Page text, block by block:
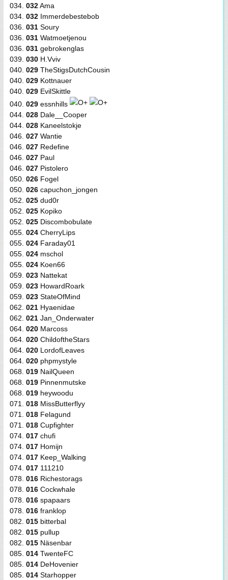
034. 032Ama
034. 032 Immerdebestebob
036. 031 Soury
036. 031 Watmoetjenou
036. 031 gebrokenglas
039. 030 H.Vviv
040. 029 TheStigsDutchCousin
040. 029 Kottnauer
040. 029 EvilSkittle
040. 029 essnhills
044. 028 Dale__Cooper
044. 028 Kaneelstokje
046. 027 Wantie
046. 027 Redefine
046. 027 Paul
046. 027 Pistolero
050. 026 Fogel
050. 026 capuchon_jongen
052. 025 dud0r
052. 025 Kopiko
052. 025 Discombobulate
055. 024 CherryLips
055. 024 Faraday01
055. 024 mschol
055. 024 Koen66
059. 023 Nattekat
059. 023 HowardRoark
059. 023 StateOfMind
062. 021 Hyaenidae
062. 021 Jan_Onderwater
064. 020 Marcoss
064. 020 ChildoftheStars
064. 020 LordofLeaves
064. 020 phpmystyle
068. 019 NailQueen
068. 019 Pinnenmutske
068. 019 heywoodu
071. 018 MissButterflyy
071. 018 Felagund
071. 018 Cupfighter
074. 017 chufi
074. 017 Homijn
074. 017 Keep_Walking
074. 017 111210
078. 016 Richestorags
078. 016 Cockwhale
078. 016 spapaars
078. 016 franklop
082. 015 bitterbal
082. 015 pullup
082. 015 Näsenbar
085. 014 TwenteFC
085. 014 DeHovenier
085. 014 Starhopper